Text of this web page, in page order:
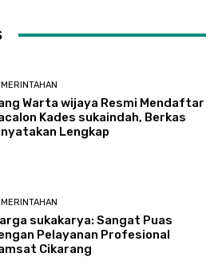
Warta wijaya Resmi Mendaftar
Kades sukaindah, Berkas
Lengkap
sukakarya: Sangat Puas
Pelayanan Profesional
Cikarang